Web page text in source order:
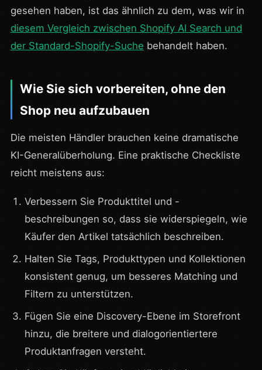
gesehen haben, ist das ähnlich zu dem, was wir in
diesem Vergleich zwischen Shopify AI Search und
der Standard-Shopify-Suche behandelt haben.
Wie Sie sich vorbereiten, ohne den
Shop neu aufzubauen
Die meisten Händler brauchen keine dramatische
KI-Generalüberholung. Eine praktische Checkliste
reicht meistens aus:
Verbessern Sie Produkttitel und -
beschreibungen so, dass sie widerspiegeln, wie
Käufer den Artikel tatsächlich beschreiben.
Halten Sie Tags, Produkttypen und Kollektionen
konsistent genug, um besseres Matching und
Filtern zu unterstützen.
Fügen Sie eine Discovery-Ebene im Storefront
hinzu, die breitere und dialogorientiertere
Produktanfragen versteht.